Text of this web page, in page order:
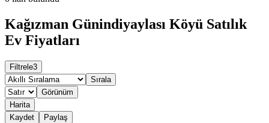
Kağızman Günindiyaylası Köyü Satılık
Ev Fiyatları
Filtrele3
Sırala
Görünüm
Harita
Kaydet
Paylaş